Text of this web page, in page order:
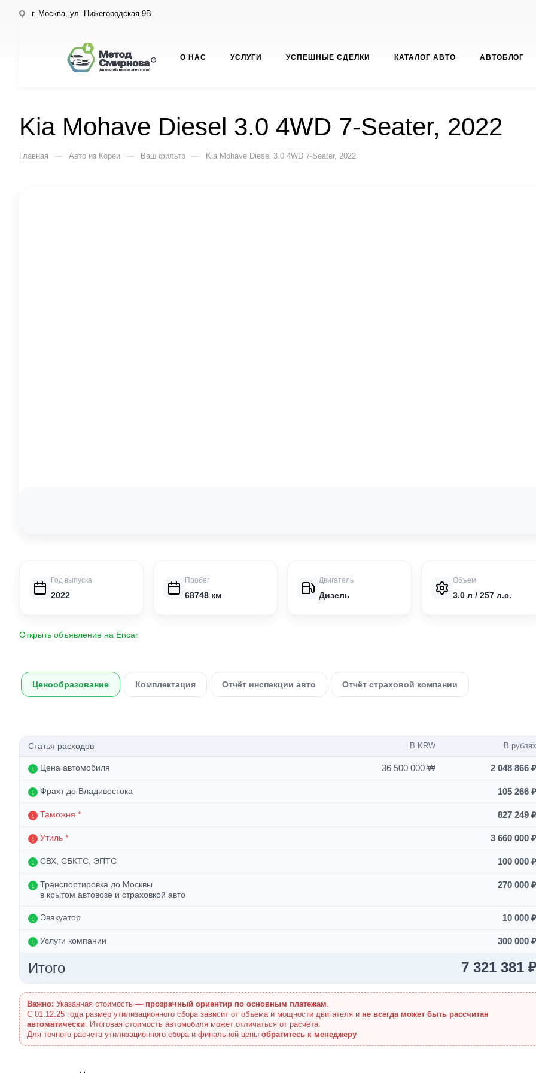
г. Москва, ул. Нижегородская 9В
О НАС УСЛУГИ УСПЕШНЫЕ СДЕЛКИ КАТАЛОГ АВТО АВТОБЛОГ
Kia Mohave Diesel 3.0 4WD 7-Seater, 2022
Главная — Авто из Кореи — Ваш фильтр — Kia Mohave Diesel 3.0 4WD 7-Seater, 2022
Год выпуска
2022
Пробег
68748 км
Двигатель
Дизель
Объем
3.0 л / 257 л.с.
Открыть объявление на Encar
Ценообразование Комплектация Отчёт инспекции авто Отчёт страховой компании
Статья расходов В KRW В рублях
Цена автомобиля 36 500 000 ₩ 2 048 866 ₽
Фрахт до Владивостока 105 266 ₽
Таможня * 827 249 ₽
Утиль * 3 660 000 ₽
СВХ, СБКТС, ЭПТС 100 000 ₽
Транспортировка до Москвы
в крытом автовозе и страховкой авто
270 000 ₽
Эвакуатор 10 000 ₽
Услуги компании 300 000 ₽
Итого 7 321 381 ₽
Важно: Указанная стоимость — прозрачный ориентир по основным платежам.
С 01.12.25 года размер утилизационного сбора зависит от объема и мощности двигателя и не всегда может быть рассчитан
автоматически. Итоговая стоимость автомобиля может отличаться от расчёта.
Для точного расчёта утилизационного сбора и финальной цены обратитесь к менеджеру